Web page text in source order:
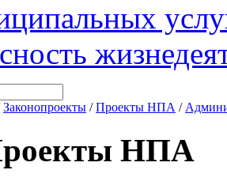
Законопроекты /Проекты НПА /
НПА